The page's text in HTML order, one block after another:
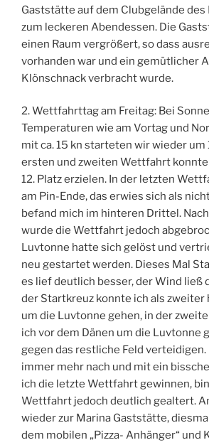
Gaststätte auf dem Clubgelände des
zum leckeren Abendessen. Die
einen Raum vergrößert, so dass
vorhanden war und ein gemütlicher
Klönschnack verbracht wurde.
2. Wettfahrttag am Freitag: Bei
Temperaturen wie am Vortag und
mit ca. 15 kn starteten wir wieder um
ersten und zweiten Wettfahrt
12. Platz erzielen. In der letzten
am Pin-Ende, das erwies sich als
befand mich im hinteren Drittel.
wurde die Wettfahrt jedoch
Luvtonne hatte sich gelöst und
neu gestartet werden. Dieses Mal
es lief deutlich besser, der Wind ließ
der Startkreuz konnte ich als zweiter
um die Luvtonne gehen, in der
ich vor dem Dänen um die Luvtonne
gegen das restliche Feld
immer mehr nach und mit ein
ich die letzte Wettfahrt gewinnen,
Wettfahrt jedoch deutlich gealtert.
wieder zur Marina Gaststätte,
dem mobilen „Pizza- Anhänger“ und